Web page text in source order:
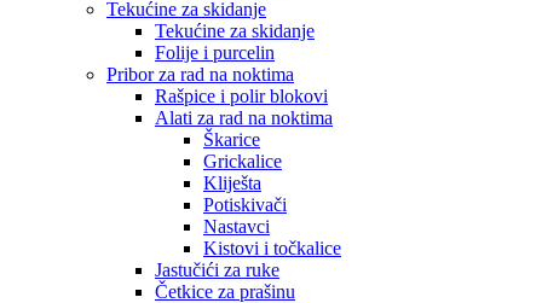
Tekućine za skidanje
Tekućine za skidanje
Folije i purcelin
Pribor za rad na noktima
Rašpice i polir blokovi
Alati za rad na noktima
Škarice
Grickalice
Kliješta
Potiskivači
Nastavci
Kistovi i točkalice
Jastučići za ruke
Četkice za prašinu